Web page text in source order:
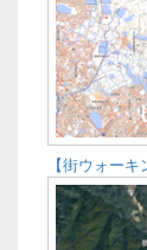
【街ウォー